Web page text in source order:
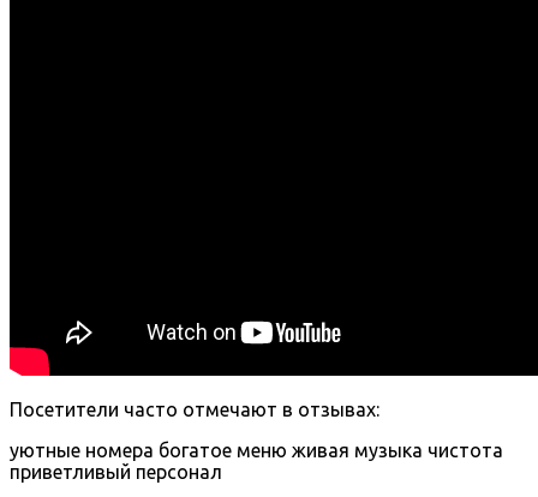
Посетители часто отмечают в отзывах:
уютные номера богатое меню живая музыка чистота
приветливый персонал